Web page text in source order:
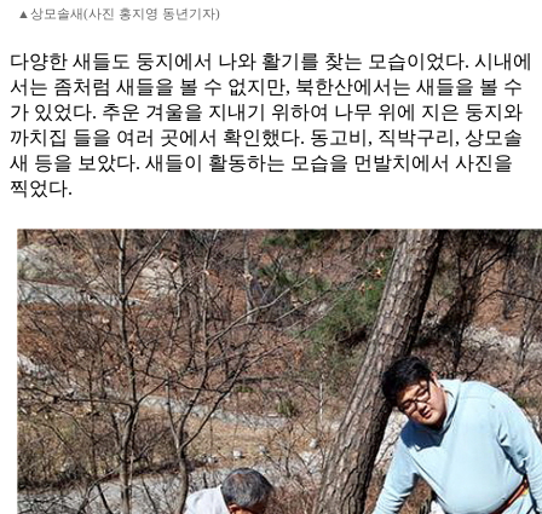
▲상모솔새(사진 홍지영 동년기자)
다양한 새들도 둥지에서 나와 활기를 찾는 모습이었다. 시내에
서는 좀처럼 새들을 볼 수 없지만, 북한산에서는 새들을 볼 수
가 있었다. 추운 겨울을 지내기 위하여 나무 위에 지은 둥지와
까치집 들을 여러 곳에서 확인했다. 동고비, 직박구리, 상모솔
새 등을 보았다. 새들이 활동하는 모습을 먼발치에서 사진을
찍었다.